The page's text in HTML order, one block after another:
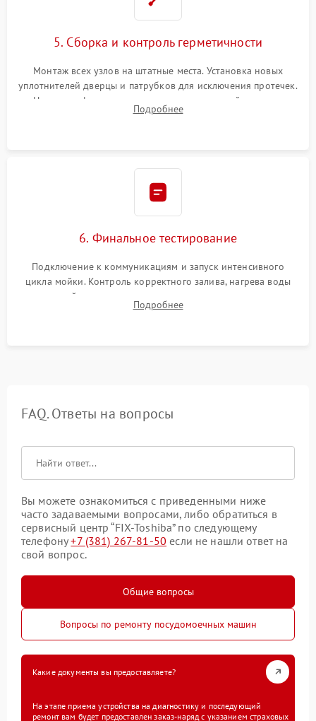
5. Сборка и контроль герметичности
Монтаж всех узлов на штатные места. Установка новых
уплотнителей дверцы и патрубков для исключения протечек.
Надежная фиксация хомутов гидравлической системы,
сборка корпуса и установка датчика поплавка.
Подробнее
6. Финальное тестирование
Подключение к коммуникациям и запуск интенсивного
цикла мойки. Контроль корректного залива, нагрева воды
до нужной температуры, отсутствия посторонних шумов,
штатного слива и абсолютной сухости в поддоне.
Подробнее
FAQ. Ответы на вопросы
Вы можете ознакомиться с приведенными ниже
часто задаваемыми вопросами, либо обратиться в
сервисный центр “FIX-Toshiba” по следующему
телефону+7 (381) 267-81-50 если не нашли ответ на
свой вопрос.
Общие вопросы
Вопросы по ремонту посудомоечных машин
Какие документы вы предоставляете?
На этапе приема устройства на диагностику и последующий
ремонт вам будет предоставлен заказ-наряд с указанием страховых